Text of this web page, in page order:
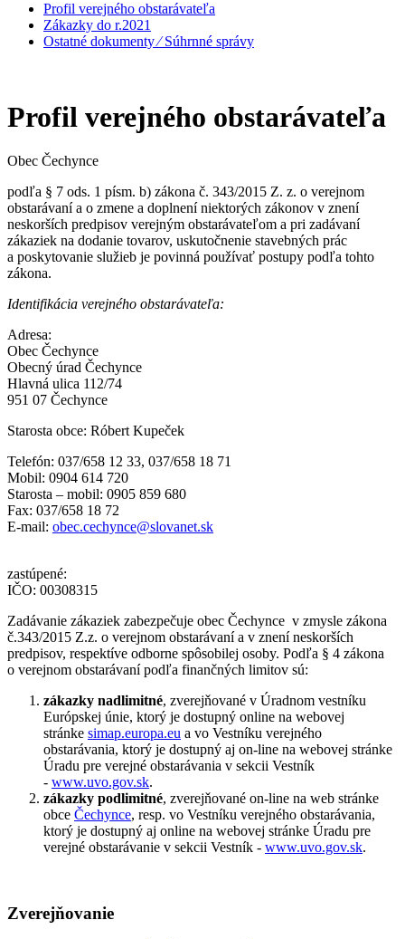
Profil verejného obstarávateľa
Zákazky do r.2021
Ostatné dokumenty ⁄ Súhrnné správy
Profil verejného obstarávateľa
Obec Čechynce
podľa § 7 ods. 1 písm. b) zákona č. 343/2015 Z. z. o verejnom
obstarávaní a o zmene a doplnení niektorých zákonov v znení
neskorších predpisov verejným obstarávateľom a pri zadávaní
zákaziek na dodanie tovarov, uskutočnenie stavebných prác
a poskytovanie služieb je povinná používať postupy podľa tohto
zákona.
Identifikácia verejného obstarávateľa:
Adresa:
Obec Čechynce
Obecný úrad Čechynce
Hlavná ulica 112/74
951 07 Čechynce
Starosta obce: Róbert Kupeček
Telefón: 037/658 12 33, 037/658 18 71
Mobil: 0904 614 720
Starosta – mobil: 0905 859 680
Fax: 037/658 18 72
E-mail: obec.cechynce@slovanet.sk
zastúpené:
IČO: 00308315
Zadávanie zákaziek zabezpečuje obec Čechynce v zmysle zákona
č.343/2015 Z.z. o verejnom obstarávaní a v znení neskorších
predpisov, respektíve odborne spôsobilej osoby. Podľa § 4 zákona
o verejnom obstarávaní podľa finančných limitov sú:
zákazky nadlimitné, zverejňované v Úradnom vestníku
Európskej únie, ktorý je dostupný online na webovej
stránke simap.europa.eu a vo Vestníku verejného
obstarávania, ktorý je dostupný aj on-line na webovej stránke
Úradu pre verejné obstarávania v sekcii Vestník
- www.uvo.gov.sk.
zákazky podlimitné, zverejňované on-line na web stránke
obce Čechynce, resp. vo Vestníku verejného obstarávania,
ktorý je dostupný aj online na webovej stránke Úradu pre
verejné obstarávanie v sekcii Vestník - www.uvo.gov.sk.
Zverejňovanie